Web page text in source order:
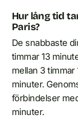
Hur lång tid
Paris?
De snabbaste
timmar 13
mellan 3
minuter.
förbindelser
minuter.